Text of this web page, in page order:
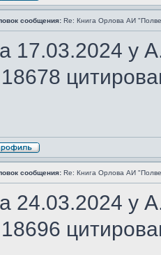
сообщения: Re: Книга Орлова АИ
17.03.2024 у
сообщения: Re: Книга Орлова АИ
24.03.2024 у